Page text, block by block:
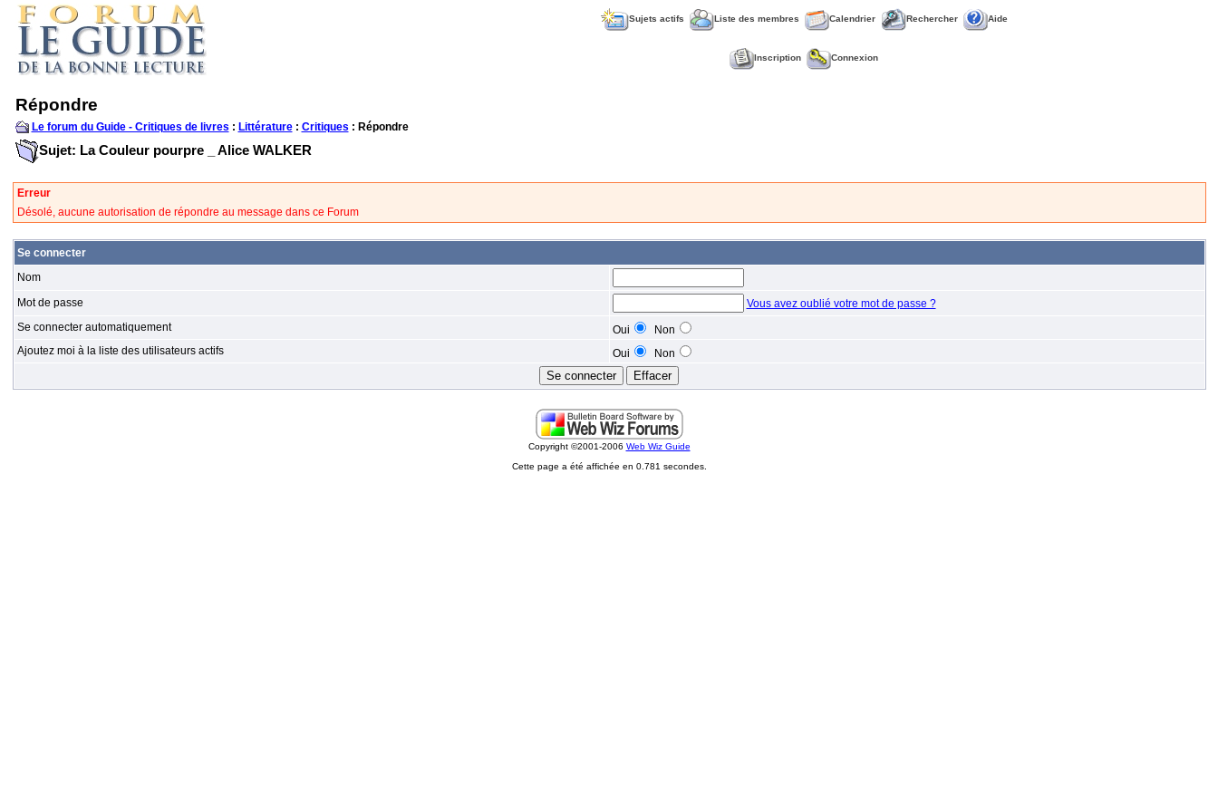
Sujets actifs Liste des membres Calendrier Rechercher Aide
Inscription Connexion
Répondre
Le forum du Guide - Critiques de livres : Littérature: Critiques : Répondre
Sujet: La Couleur pourpre _ Alice WALKER
Erreur
Désolé, aucune autorisation de répondre au message dans ce Forum
Se connecter
Nom
Mot de passe
Vous avez oublié votre mot de passe ?
Se connecter automatiquement
Oui
Non
Ajoutez moi à la liste des utilisateurs actifs
Oui Non
Copyright ©2001-2006 Web Wiz Guide
Cette page a été affichée en 0.781 secondes.